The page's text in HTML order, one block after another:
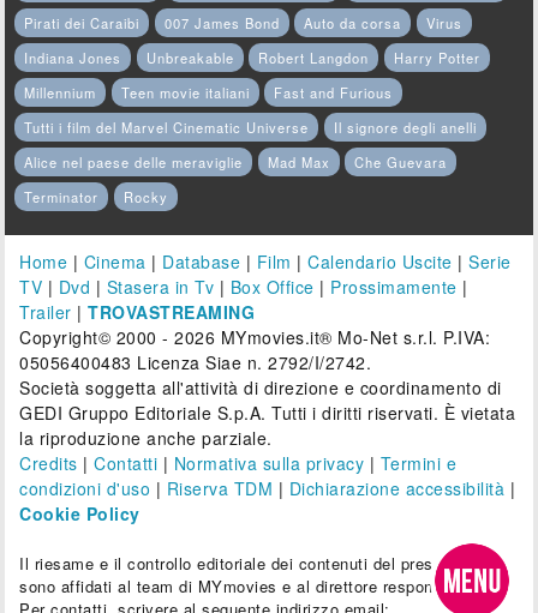
Pirati dei Caraibi
007 James Bond Auto da corsa
Virus
Indiana Jones
Unbreakable Robert Langdon
Harry Potter
Millennium
Teen movie italiani
Fast and Furious
Tutti i film del Marvel Cinematic Universe
Il signore degli anelli
Alice nel paese delle meraviglie
Mad Max
Che Guevara
Terminator
Rocky
Home | Cinema | Database | Film |Calendario Uscite |Serie
TV | Dvd | Stasera in Tv | Box Office | Prossimamente |
Trailer |TROVASTREAMING
Copyright© 2000 - 2026 MYmovies.it® Mo-Net s.r.l. P.IVA:
05056400483 Licenza Siae n. 2792/I/2742.
Società soggetta all'attività di direzione e coordinamento di
GEDI Gruppo Editoriale S.p.A. Tutti i diritti riservati. È vietata
la riproduzione anche parziale.
Credits |Contatti | Normativa sulla privacy | Termini e
condizioni d'uso | Riserva TDM | Dichiarazione accessibilità |
Cookie Policy
Il riesame e il controllo editoriale dei contenuti del presente sito
sono affidati al team di MYmovies e al direttore responsabile.